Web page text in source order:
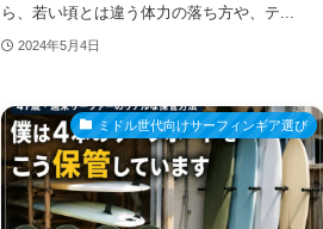
ら、若い頃とは違う体力の落ち方や、テ...
2024年5月4日
ミドル世代向けサーフィンギア選び